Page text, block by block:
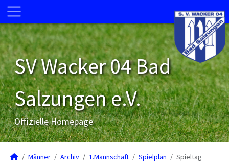
SV Wacker 04 Bad
Salzungen e.V.
Offizielle Homepage
Männer Archiv 1.Mannschaft Spielplan Spieltag